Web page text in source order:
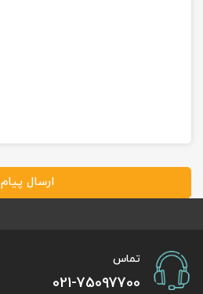
ارسال پیام
تماس
021-75097700